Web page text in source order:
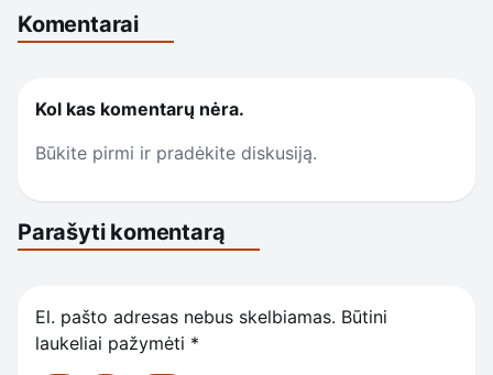
Komentarai
Kol kas komentarų nėra.
Būkite pirmi ir pradėkite diskusiją.
Parašyti komentarą
El. pašto adresas nebus skelbiamas. Būtini
laukeliai pažymėti *